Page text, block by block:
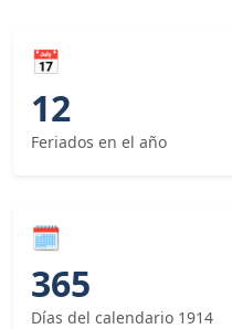
📅
12
Feriados en el año
🗓
365
Días del calendario 1914